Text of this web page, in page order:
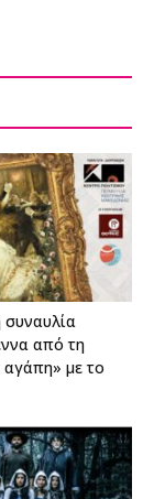
συναυλία
από τη
αγάπη» με το